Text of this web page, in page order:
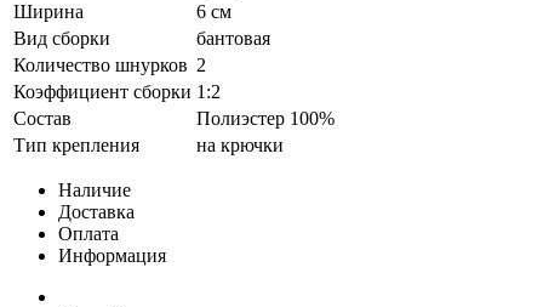
Ширина
6 см
Вид сборки
бантовая
Количество шнурков 2
Коэффициент сборки 1:2
Состав
Полиэстер 100%
Тип крепления
на крючки
Наличие
Доставка
Оплата
Информация